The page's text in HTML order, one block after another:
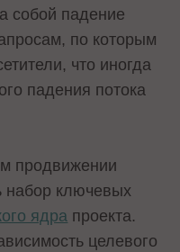
собой падение
по которым
что иногда
падения потока
продвижении
набор ключевых
ядра проекта.
целевого